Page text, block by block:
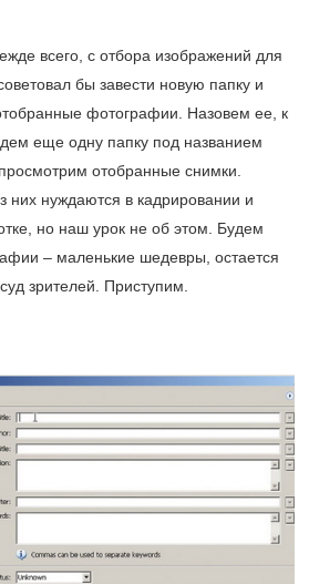
всего, с отбора изображений для
бы завести новую папку и
фотографии. Назовем ее, к
еще одну папку под названием
отобранные снимки.
них нуждаются в кадрировании и
но наш урок не об этом. Будем
– маленькие шедевры, остается
зрителей. Приступим.